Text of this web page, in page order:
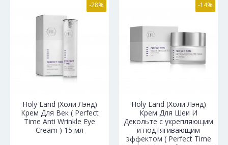
-28%
Holy Land (Холи Лэнд)
Крем Для Век ( Perfect
Time Anti Wrinkle Eye
Cream ) 15 мл
-14%
Holy Land (Холи Лэнд)
Крем Для Шеи И
Декольте с укрепляющим
и подтягивающим
эффектом ( Perfect Time